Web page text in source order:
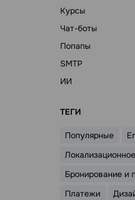
Курсы
Чат-боты
Попапы
SMTP
ИИ
ТЕГИ
Популярные
Бронирование и
Платежи